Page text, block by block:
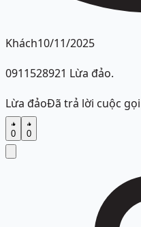
Khách10/11/2025
0911528921 Lừa đảo.
Lừa đảoĐã trả lời cuộc gọi
0 0